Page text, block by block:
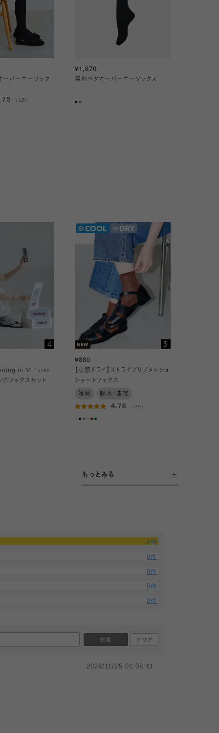
ーバーニーソック
（16）
¥1,870
無地ベタオーバーニーソックス
4
in Minutes
カソックスセット
5
¥880
【涼感ドライ】ストライプリブメッシュ
ショートソックス
冷感 吸水・速乾
4.76 （25）
もっとみる
2件
0件
0件
0件
0件
検索 クリア
2024/11/25 01:08:41